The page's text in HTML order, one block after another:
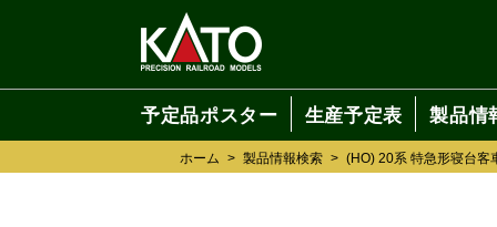
予定品ポスター 生産予定表 製品情
ホーム > 製品情報検索 > (HO) 20系 特急形寝台客